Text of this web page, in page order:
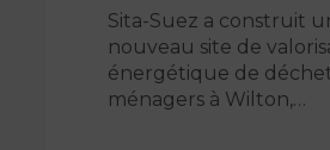
Sita-Suez a construit
nouveau site de
énergétique de
ménagers à Wilton,…